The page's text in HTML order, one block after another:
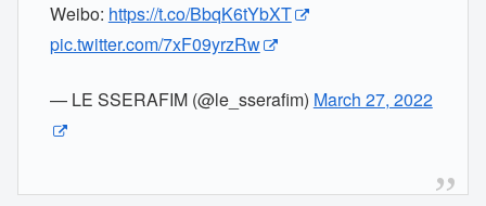
Weibo: https://t.co/BbqK6tYbXT
pic.twitter.com/7xF09yrzRw
— LE SSERAFIM (@le_sserafim) March 27, 2022